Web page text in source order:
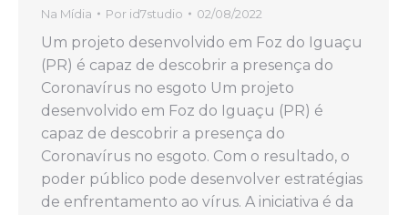
Na Mídia Por id7studio 02/08/2022
Um projeto desenvolvido em Foz do Iguaçu
(PR) é capaz de descobrir a presença do
Coronavírus no esgoto Um projeto
desenvolvido em Foz do Iguaçu (PR) é
capaz de descobrir a presença do
Coronavírus no esgoto. Com o resultado, o
poder público pode desenvolver estratégias
de enfrentamento ao vírus. A iniciativa é da